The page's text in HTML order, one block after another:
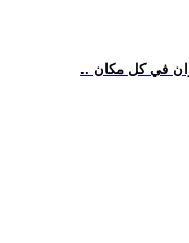
في كل مكان